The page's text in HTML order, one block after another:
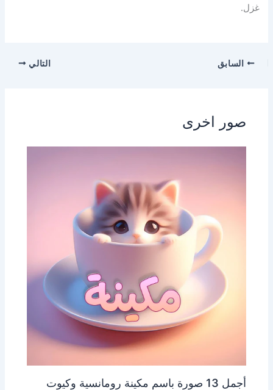
غزل.
السابق التالي
صور اخرى
أجمل 13 صورة باسم مكينة رومانسية وكيوت